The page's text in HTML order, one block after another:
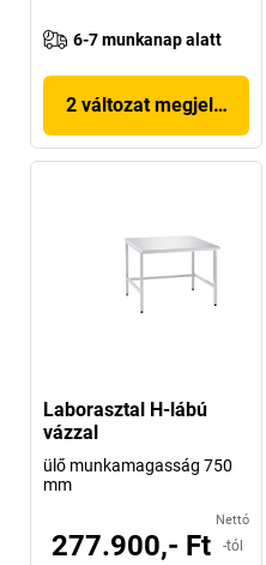
6-7 munkanap alatt
2 változat megjelenítése
Laborasztal H-lábú
vázzal
ülő munkamagasság 750
mm
Nettó
277.900,- Ft -tól